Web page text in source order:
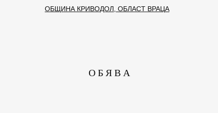
ОБЩИНА КРИВОДОЛ, ОБЛАСТ ВРАЦА
О Б Я В А